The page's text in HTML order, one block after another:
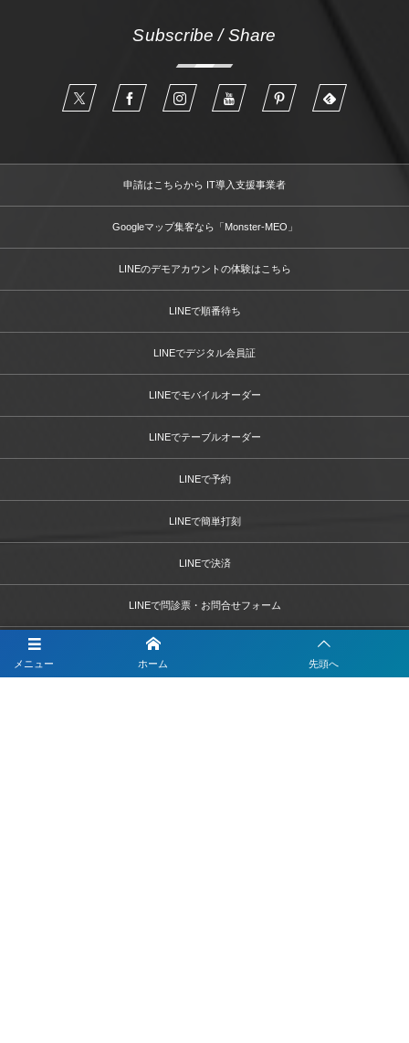
メニュー ホーム 先頭へ
Subscribe / Share
申請はこちらから IT導入支援事業者
Googleマップ集客なら「Monster-MEO」
LINEのデモアカウントの体験はこちら
LINEで順番待ち
LINEでデジタル会員証
LINEでモバイルオーダー
LINEでテーブルオーダー
LINEで予約
LINEで簡単打刻
LINEで決済
LINEで問診票・お問合せフォーム
LINEを活用した採用活動